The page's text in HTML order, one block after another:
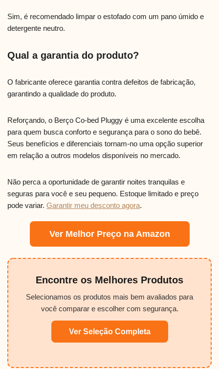
Sim, é recomendado limpar o estofado com um pano úmido e
detergente neutro.
Qual a garantia do produto?
O fabricante oferece garantia contra defeitos de fabricação,
garantindo a qualidade do produto.
Reforçando, o Berço Co-bed Pluggy é uma excelente escolha
para quem busca conforto e segurança para o sono do bebê.
Seus benefícios e diferenciais tornam-no uma opção superior
em relação a outros modelos disponíveis no mercado.
Não perca a oportunidade de garantir noites tranquilas e
seguras para você e seu pequeno. Estoque limitado e preço
pode variar. Garantir meu desconto agora.
Ver Melhor Preço na Amazon
Encontre os Melhores Produtos
Selecionamos os produtos mais bem avaliados para
você comparar e escolher com segurança.
Ver Seleção Completa